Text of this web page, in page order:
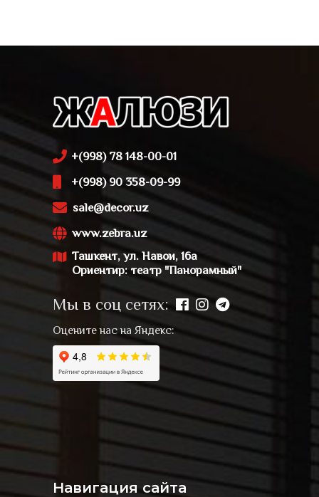
+(998) 78 148-00-01
+(998) 90 358-09-99
sale@decor.uz
www.zebra.uz
Ташкент, ул. Навои, 16а
Ориентир: театр "Панорамный"
Мы в соц сетях:
Оцените нас на Яндекс:
Навигация сайта